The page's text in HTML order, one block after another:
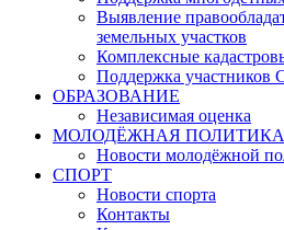
Выявление
земельных участков
Комплексные
Поддержка участников
ОБРАЗОВАНИЕ
Независимая оценка
МОЛОДЁЖНАЯ ПОЛИТИКА
Новости молодёжной
СПОРТ
Новости спорта
Контакты